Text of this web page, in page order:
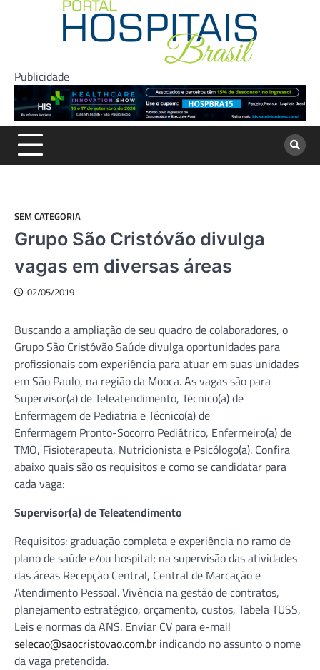
Publicidade
SEM CATEGORIA
Grupo São Cristóvão divulga
vagas em diversas áreas
02/05/2019
Buscando a ampliação de seu quadro de colaboradores, o
Grupo São Cristóvão Saúde divulga oportunidades para
profissionais com experiência para atuar em suas unidades
em São Paulo, na região da Mooca. As vagas são para
Supervisor(a) de Teleatendimento, Técnico(a) de
Enfermagem de Pediatria e Técnico(a) de
Enfermagem Pronto-Socorro Pediátrico, Enfermeiro(a) de
TMO, Fisioterapeuta, Nutricionista e Psicólogo(a). Confira
abaixo quais são os requisitos e como se candidatar para
cada vaga:
Supervisor(a) de Teleatendimento
Requisitos: graduação completa e experiência no ramo de
plano de saúde e/ou hospital; na supervisão das atividades
das áreas Recepção Central, Central de Marcação e
Atendimento Pessoal. Vivência na gestão de contratos,
planejamento estratégico, orçamento, custos, Tabela TUSS,
Leis e normas da ANS. Enviar CV para e-mail
selecao@saocristovao.com.br indicando no assunto o nome
da vaga pretendida.